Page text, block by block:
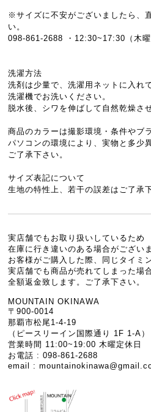
※サイズに不安がございましたら、
い。
098-861-2688 ・12:30~17:30（木曜
洗濯方法
洗剤は少量で、洗濯用ネットに入れ
洗濯機でお洗いください。
脱水後、シワを伸ばして自然乾燥さ
商品のカラーは撮影環境・条件やブ
パソコンの環境により、実物と多少
ご了承下さい。
サイズ表記について
生地の特性上、若干の誤差はご了承
実店舗でもお取り扱いしているため
在庫に行き違いのある場合がござい
お客様がご購入した際、同じタイミ
実店舗でも商品が売れてしまった場
全額返金致します。ご了承下さい。
MOUNTAIN OKINAWA
〒900-0014
那覇市松尾1-4-19
（ピースリーイン国際通り 1F 1-A）
営業時間 11:00~19:00 木曜定休日
お電話 : 098-861-2688
email :